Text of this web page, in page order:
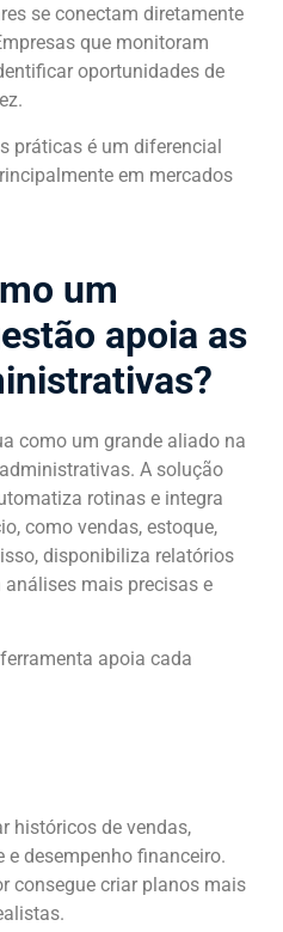
se conectam diretamente
que monitoram
oportunidades de
práticas é um diferencial
em mercados
um
apoia as
como um grande aliado na
A solução
rotinas e integra
como vendas, estoque,
disponibiliza relatórios
mais precisas e
apoia cada
históricos de vendas,
desempenho financeiro.
consegue criar planos mais